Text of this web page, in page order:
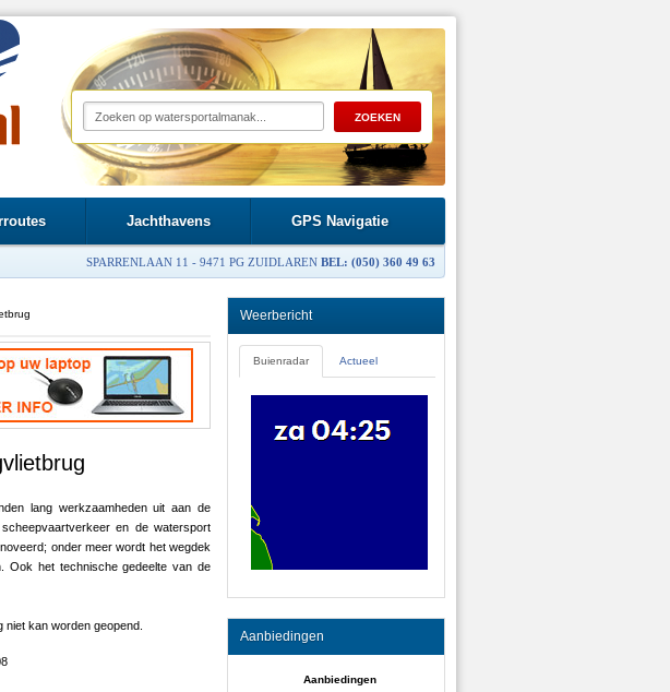
Jachthavens GPS Navigatie
SPARRENLAAN 11 - 9471 PG ZUIDLAREN BEL: (050) 360 49 63
lang werkzaamheden uit aan de
en de watersport
onder meer wordt het wegdek
Ook het technische gedeelte van de
kan worden geopend.
Weerbericht
Buienradar Actueel
Aanbiedingen
Aanbiedingen